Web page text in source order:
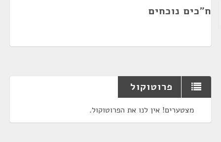
ח"כים נוכחים
פרוטוקול
מצטערים! אין לנו את הפרוטוקול.